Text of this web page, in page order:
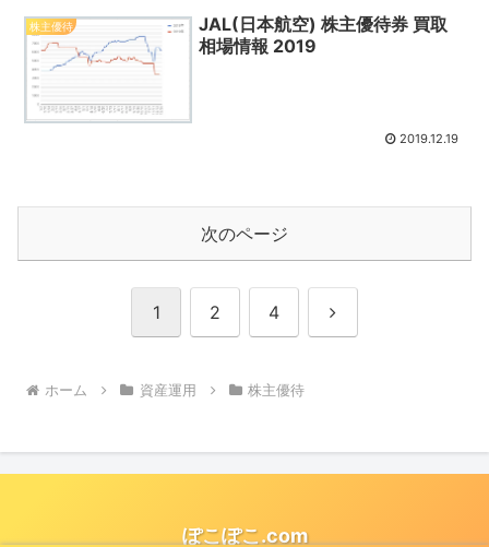
株主優待
JAL(日本航空) 株主優待券 買取
相場情報 2019
2019.12.19
次のページ
1 2 4 次
ホーム 資産運用 株主優待
ぽこぽこ.com